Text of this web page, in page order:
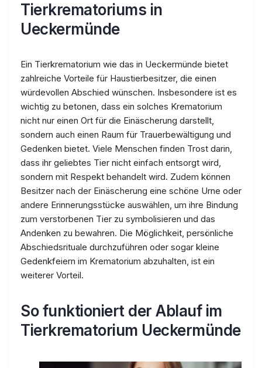
Tierkrematoriums in
Ueckermünde
Ein Tierkrematorium wie das in Ueckermünde bietet
zahlreiche Vorteile für Haustierbesitzer, die einen
würdevollen Abschied wünschen. Insbesondere ist es
wichtig zu betonen, dass ein solches Krematorium
nicht nur einen Ort für die Einäscherung darstellt,
sondern auch einen Raum für Trauerbewältigung und
Gedenken bietet. Viele Menschen finden Trost darin,
dass ihr geliebtes Tier nicht einfach entsorgt wird,
sondern mit Respekt behandelt wird. Zudem können
Besitzer nach der Einäscherung eine schöne Urne oder
andere Erinnerungsstücke auswählen, um ihre Bindung
zum verstorbenen Tier zu symbolisieren und das
Andenken zu bewahren. Die Möglichkeit, persönliche
Abschiedsrituale durchzuführen oder sogar kleine
Gedenkfeiern im Krematorium abzuhalten, ist ein
weiterer Vorteil.
So funktioniert der Ablauf im
Tierkrematorium Ueckermünde